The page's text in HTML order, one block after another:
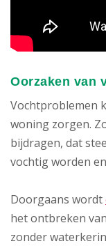
Oorzaken van
Vochtproblemen
woning zorgen.
bijdragen, dat
vochtig worden
Doorgaans wordt
het ontbreken
zonder